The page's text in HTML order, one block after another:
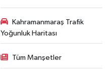
Kahramanmaraş Trafik
Yoğunluk Haritası
Tüm Manşetler